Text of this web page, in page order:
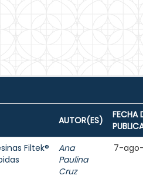
AUTOR(ES)
FECHA
Filtek®
Ana
Paulina
Cruz
7-